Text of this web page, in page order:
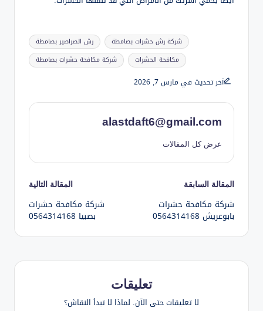
رش الصراصير بصامطة
شركة رش حشرات بصامطة
شركة مكافحة حشرات بصامطة
مكافحة الحشرات
آخر تحديث في مارس 7, 2026
alastdaft6@gmail.com
عرض كل المقالات
تصفّح
المقالات
المقالة السابقة
شركة مكافحة حشرات
بابوعريش 0564314168
المقالة التالية
شركة مكافحة حشرات
بصبيا 0564314168
تعليقات
لا تعليقات حتى الآن. لماذا لا تبدأ النقاش؟